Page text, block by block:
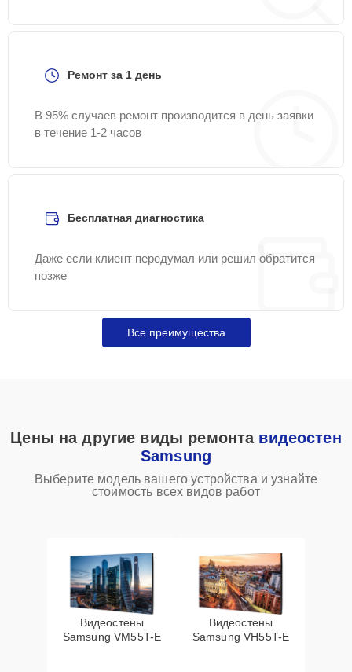
Ремонт за 1 день
В 95% случаев ремонт производится в день заявки
в течение 1-2 часов
Бесплатная диагностика
Даже если клиент передумал или решил обратится
позже
Все преимущества
Цены на другие виды ремонта видеостен
Samsung
Выберите модель вашего устройства и узнайте
стоимость всех видов работ
Видеостены
Samsung VM55T-E
Видеостены
Samsung VH55T-E